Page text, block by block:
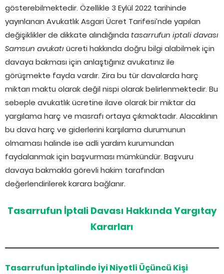
gösterebilmektedir. Özellikle 3 Eylül 2022 tarihinde
yayınlanan Avukatlık Asgari Ücret Tarifesi’nde yapılan
değişiklikler de dikkate alındığında tasarrufun iptali davası
Samsun avukatı ücreti hakkında doğru bilgi alabilmek için
davaya bakması için anlaştığınız avukatınız ile
görüşmekte fayda vardır. Zira bu tür davalarda harç
miktarı maktu olarak değil nispi olarak belirlenmektedir. Bu
sebeple avukatlık ücretine ilave olarak bir miktar da
yargılama harç ve masrafı ortaya çıkmaktadır. Alacaklının
bu dava harç ve giderlerini karşılama durumunun
olmaması halinde ise adli yardım kurumundan
faydalanmak için başvurması mümkündür. Başvuru
davaya bakmakla görevli hakim tarafından
değerlendirilerek karara bağlanır.
Tasarrufun İptali Davası Hakkında Yargıtay
Kararları
Tasarrufun İptalinde İyi Niyetli Üçüncü Kişi